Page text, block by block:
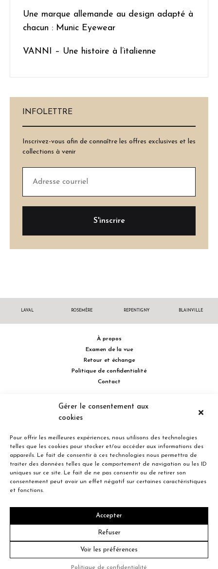
Gérer le consentement aux
cookies
Pour offrir les meilleures expériences, nous utilisons des technologies
telles que les cookies pour stocker et/ou accéder aux informations des
appareils. Le fait de consentir à ces technologies nous permettra de
traiter des données telles que le comportement de navigation ou les ID
uniques sur ce site. Le fait de ne pas consentir ou de retirer son
consentement peut avoir un effet négatif sur certaines caractéristiques
et fonctions.
Accepter
Refuser
Voir les préférences
Politique de confidentialité
Une marque allemande au design adapté à
chacun : Munic Eyewear
VANNI – Une histoire à l’italienne
INFOLETTRE
Inscrivez-vous afin de connaître les offres exclusives et les
collections à venir
LAVAL ROSEMÈRE REPENTIGNY BLAINVILLE
À propos
Examen de la vue
Retour et échange
Politique de confidentialité
Contact
514 732.0222
Concorde Est, Laval, Québec H7G 2E4 Canada
Entreprise familiale du Québec depuis plus de 40 ans.
© 2026 Turcot Olivier
Crédit